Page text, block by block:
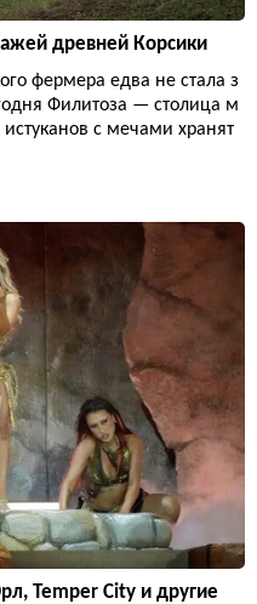
древней Корсики
фермера едва не стала з
Филитоза — столица м
с мечами хранят
Temper City и другие